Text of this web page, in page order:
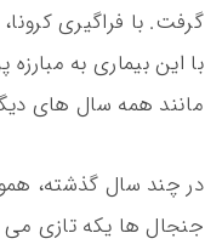
گرفت. با فراگیری
مانند همه سال های دیگر سال 2020 هم سرشار
در چند سال گذشته،
جنجال ها یکه تازی می